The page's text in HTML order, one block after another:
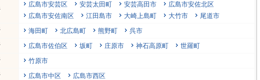
広島市安芸区 安芸太田町 安芸高田市
広島市安佐北区
広島市安佐南区
江田島市 大崎上島町 大竹市
尾道市
海田町 北広島町 熊野町
呉市
広島市佐伯区 坂町 庄原市 神石高原町
世羅町
竹原市
広島市中区 広島市西区